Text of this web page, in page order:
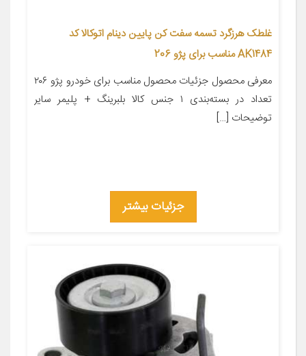
غلطک هرزگرد تسمه سفت کن پایین دینام اتوکالا کد
AK1484 مناسب برای پژو 206
معرفی محصول جزئیات محصول مناسب برای خودرو پژو ۲۰۶
تعداد در بسته‌بندی ۱ جنس کالا بلبرینگ + پلیمر سایر
توضیحات […]
جزئیات بیشتر